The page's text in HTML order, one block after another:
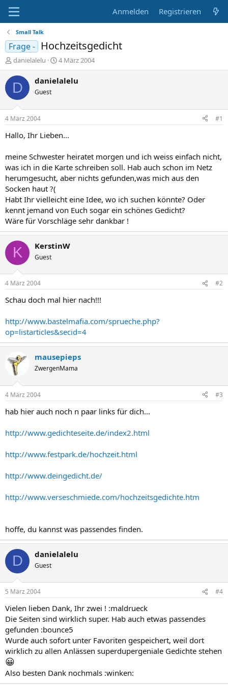
Anmelden Registrieren
Small Talk
Frage - Hochzeitsgedicht
E
r
s
l
e
r
danielalelu
E
r
s
t
a
4 März 2004
D danielalelu
Guest
4 März 2004 #1
Hallo, Ihr Lieben...
meine Schwester heiratet morgen und ich weiss einfach nicht,
was ich in die Karte schreiben soll. Hab auch schon im Netz
herumgesucht, aber nichts gefunden,was mich aus den
Socken haut ?(
Habt Ihr vielleicht eine Idee, wo ich suchen könnte? Oder
kennt jemand von Euch sogar ein schönes Gedicht?
Wäre für Vorschläge sehr dankbar !
K KerstinW
Guest
4 März 2004 #2
Schau doch mal hier nach!!!
http://www.bastelmafia.com/sprueche.php?
op=listarticles&secid=4
mausepieps
ZwergenMama
4 März 2004 #3
hab hier auch noch n paar links für dich...
http://www.gedichteseite.de/index2.html
http://www.festpark.de/hochzeit.html
http://www.deingedicht.de/
http://www.verseschmiede.com/hochzeitsgedichte.htm
hoffe, du kannst was passendes finden.
D danielalelu
Guest
5 März 2004 #4
Vielen lieben Dank, Ihr zwei ! :maldrueck
Die Seiten sind wirklich super. Hab auch etwas passendes
gefunden :bounce5
Wurde auch sofort unter Favoriten gespeichert, weil dort
wirklich zu allen Anlässen superdupergeniale Gedichte stehen
😀
Also besten Dank nochmals :winken: